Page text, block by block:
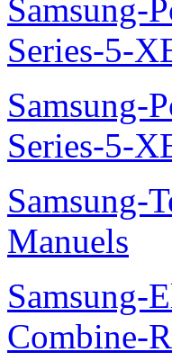
Samsung-
Series-5-
Samsung-
Series-5-
Samsung-
Manuels
Samsung-
Combine-